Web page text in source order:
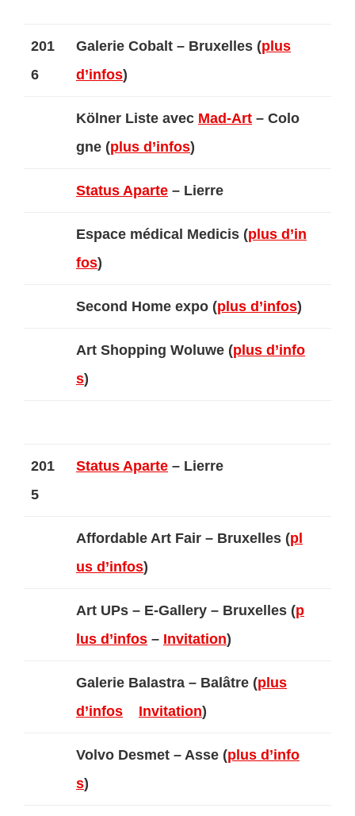
201
6
Galerie Cobalt – Bruxelles (plus
d’infos)
Kölner Liste avec Mad-Art – Colo
gne (plus d’infos)
Status Aparte – Lierre
Espace médical Medicis (plus d’in
fos)
Second Home expo (plus d’infos)
Art Shopping Woluwe (plus d’info
s)
201
5
Status Aparte – Lierre
Affordable Art Fair – Bruxelles (pl
us d’infos)
Art UPs – E-Gallery – Bruxelles (p
lus d’infos – Invitation)
Galerie Balastra – Balâtre (plus
d’infos
Invitation)
Volvo Desmet – Asse (plus d’info
s)